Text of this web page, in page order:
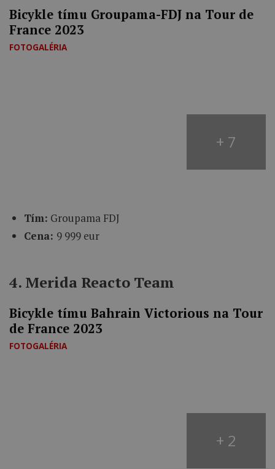
Bicykle tímu Groupama-FDJ na Tour de
France 2023
FOTOGALÉRIA
+ 7
Tím: Groupama FDJ
Cena: 9 999 eur
4. Merida Reacto Team
Bicykle tímu Bahrain Victorious na Tour
de France 2023
FOTOGALÉRIA
+ 2